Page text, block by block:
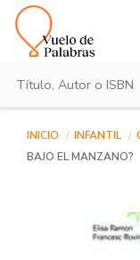
INICIO INFANTIL
BAJO EL MANZANO?